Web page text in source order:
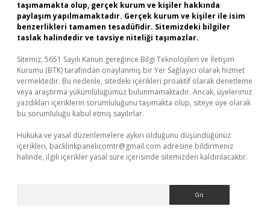
taşımamakta olup, gerçek kurum ve kişiler hakkında
paylaşım yapılmamaktadır. Gerçek kurum ve kişiler ile isim
benzerlikleri tamamen tesadüfidir. Sitemizdeki bilgiler
taslak halindedir ve tavsiye niteliği taşımazlar.
Sitemiz, 5651 Sayılı Kanun gereğince Bilgi Teknolojileri ve İletişim
Kurumu (BTK) tarafından onaylanmış bir Yer Sağlayıcı olarak hizmet
vermektedir. Bu nedenle, sitedeki içerikleri proaktif olarak denetleme
veya araştırma yükümlülüğümüz bulunmamaktadır. Ancak, üyelerimiz
yazdıkları içeriklerin sorumluluğunu taşımakta olup, siteye üye olarak
bu sorumluluğu kabul etmiş sayılırlar.
Hukuka ve yasal düzenlemelere aykırı olduğunu düşündüğünüz
içerikleri, backlinkpanelicomtr@gmail.com adresine bildirmeniz
halinde, ilgili içerikler yasal süre içerisinde sitemizden kaldırılacaktır.